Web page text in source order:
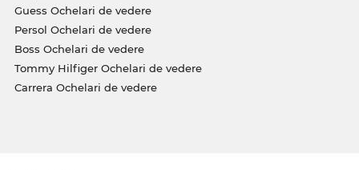
Guess Ochelari de vedere
Persol Ochelari de vedere
Boss Ochelari de vedere
Tommy Hilfiger Ochelari de vedere
Carrera Ochelari de vedere